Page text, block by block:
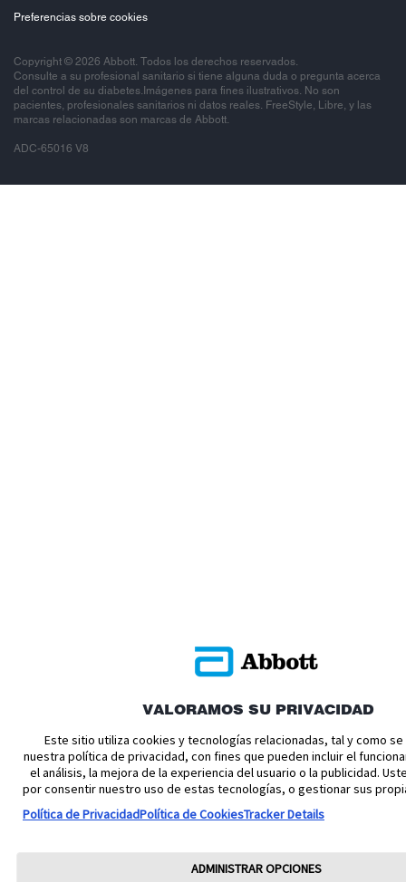
Preferencias sobre cookies
Copyright © 2026 Abbott. Todos los derechos reservados.
Consulte a su profesional sanitario si tiene alguna duda o pregunta acerca
del control de su diabetes.Imágenes para fines ilustrativos. No son
pacientes, profesionales sanitarios ni datos reales. FreeStyle, Libre, y las
marcas relacionadas son marcas de Abbott.
ADC-65016 V8
VALORAMOS SU PRIVACIDAD
Este sitio utiliza cookies y tecnologías relacionadas, tal y como
nuestra política de privacidad, con fines que pueden incluir el
el análisis, la mejora de la experiencia del usuario o la publicidad.
por consentir nuestro uso de estas tecnologías, o gestionar sus
Política de PrivacidadPolítica de CookiesTracker Details
ADMINISTRAR OPCIONES